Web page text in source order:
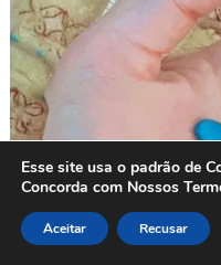
Esse site usa o padrão de
Concorda com Nossos
Aceitar Recusar